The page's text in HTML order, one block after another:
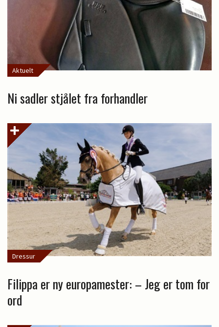
Aktuelt
Ni sadler stjålet fra forhandler
Dressur
Filippa er ny europamester: – Jeg er tom for
ord